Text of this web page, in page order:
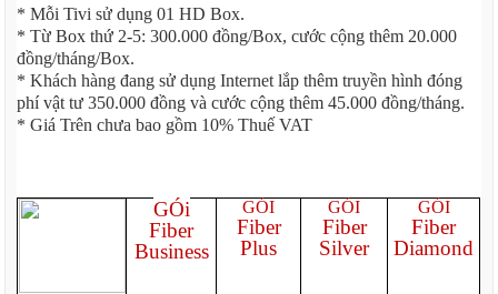
* Mỗi Tivi sử dụng 01 HD Box.
* Từ Box thứ 2-5: 300.000 đồng/Box, cước cộng thêm 20.000
đồng/tháng/Box.
* Khách hàng đang sử dụng Internet lắp thêm truyền hình đóng
phí vật tư 350.000 đồng và cước cộng thêm 45.000 đồng/tháng.
* Giá Trên chưa bao gồm 10% Thuế VAT
GÓi
Fiber
Business
GÓI
Fiber
Plus
GÓI
Fiber
Silver
GÓI
Fiber
Diamond